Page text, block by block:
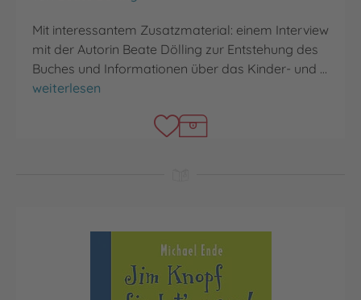
Mit interessantem Zusatzmaterial: einem Interview
mit der Autorin Beate Dölling zur Entstehung des
Buches und Informationen über das Kinder- und …
Du bist sowas von raus!
weiterlesen